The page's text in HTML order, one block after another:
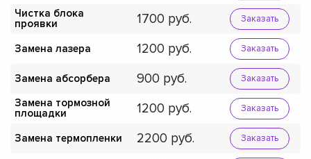
Чистка блока
проявки
1700 Заказать
Замена лазера 1200 Заказать
Замена абсорбера 900 Заказать
Замена тормозной
площадки
1200 Заказать
Замена термопленки 2200 Заказать